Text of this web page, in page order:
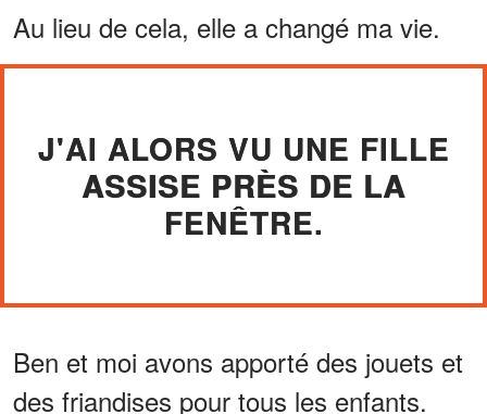
Au lieu de cela, elle a changé ma vie.
J'AI ALORS VU UNE FILLE
ASSISE PRÈS DE LA
FENÊTRE.
Ben et moi avons apporté des jouets et
des friandises pour tous les enfants.